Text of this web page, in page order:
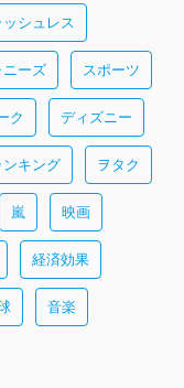
ッシュレス
ニーズ スポーツ
ク ディズニー
ンキング ヲタク
嵐 映画
経済効果
音楽